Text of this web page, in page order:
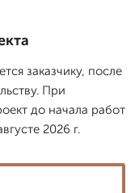
заказчику, после
При
до начала работ
2026 г.